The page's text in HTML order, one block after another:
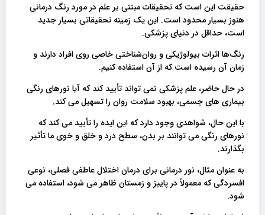
حقیقت این است که تحقیقات مبتنی بر علم در مورد رنگ درمانی
هنوز بسیار محدود است. این یک زمینه تحقیقاتی بسیار جدید
است، حداقل در دنیای پزشکی.
رنگ‌ها اثرات بیولوژیکی و روان‌شناختی خاصی روی افراد دارند و
زمان آن رسیده است که از آن استفاده کنیم.
در حال حاضر، علم پزشکی نمی تواند تأیید کند که آیا نورهای رنگی
بیماری های جسمی، بهبود سلامت روان را تسهیل می کند.
با این حال، شواهدی وجود دارد که این ایده را تأیید می کند که
نورهای رنگی می توانند بر بدن، سطح درد و خلق و خوی ما تأثیر
بگذارند.
به عنوان مثال، نور درمانی برای درمان اختلال عاطفی فصلی، نوعی
افسردگی که معمولاً در پاییز و زمستان ظاهر می شود، استفاده می
شود.